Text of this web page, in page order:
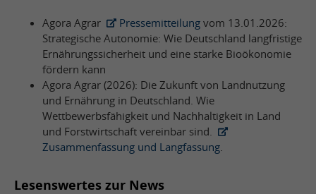
Agora Agrar Pressemitteilung vom 13.01.2026:
Strategische Autonomie: Wie Deutschland langfristige
Ernährungssicherheit und eine starke Bioökonomie
fördern kann
Agora Agrar (2026): Die Zukunft von Landnutzung
und Ernährung in Deutschland. Wie
Wettbewerbsfähigkeit und Nachhaltigkeit in Land
und Forstwirtschaft vereinbar sind.
Zusammenfassung und Langfassung.
Lesenswertes zur News